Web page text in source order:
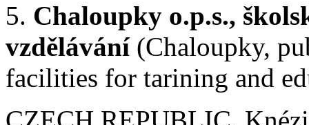
5. Chaloupky o.p.s.,
vzdělávání(Chaloupky,
facilities for tarining and